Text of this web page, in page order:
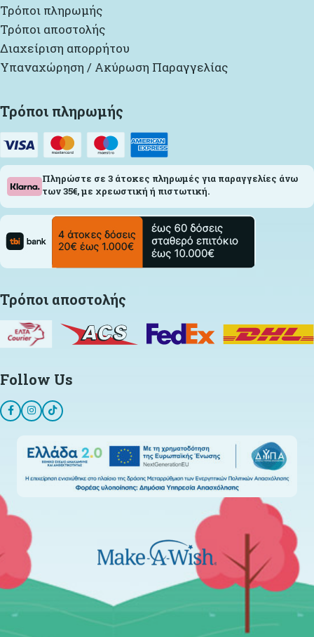
Τρόποι πληρωμής
Τρόποι αποστολής
Διαχείριση απορρήτου
Υπαναχώρηση / Ακύρωση Παραγγελίας
Τρόποι πληρωμής
Πληρώστε σε 3 άτοκες πληρωμές για παραγγελίες άνω
των 35€, με χρεωστική ή πιστωτική.
Τρόποι αποστολής
Follow Us